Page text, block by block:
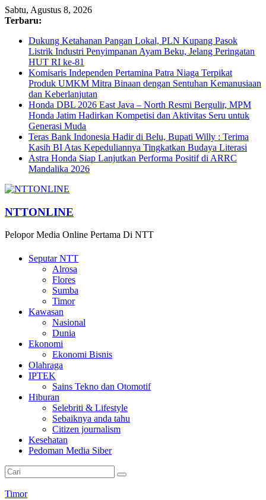
Sabtu, Agustus 8, 2026
Terbaru:
Dukung Ketahanan Pangan Lokal, PLN Kupang Pasok
Listrik Industri Penyimpanan Ayam Beku, Jelang Peringatan
HUT RI ke-81
Komisaris Independen Pertamina Patra Niaga Terpikat
Produk UMKM Mitra Binaan dengan Sentuhan Kemanusiaan
dan Keberlanjutan
Honda DBL 2026 East Java – North Resmi Bergulir, MPM
Honda Jatim Hadirkan Kompetisi dan Aktivitas Seru untuk
Generasi Muda
Teras Bank Indonesia Hadir di Belu, Bupati Willy : Terima
Kasih BI Atas Kepeduliannya Tingkatkan Budaya Literasi
Astra Honda Siap Lanjutkan Performa Positif di ARRC
Mandalika 2026
NTTONLINE
Pelopor Media Online Pertama Di NTT
Seputar NTT
Alrosa
Flores
Sumba
Timor
Kawasan
Nasional
Dunia
Ekonomi
Ekonomi Bisnis
Olahraga
IPTEK
Sains Tekno dan Otomotif
Hiburan
Selebriti & Lifestyle
Sebaiknya anda tahu
Citizen journalism
Kesehatan
Pedoman Media Siber
Timor